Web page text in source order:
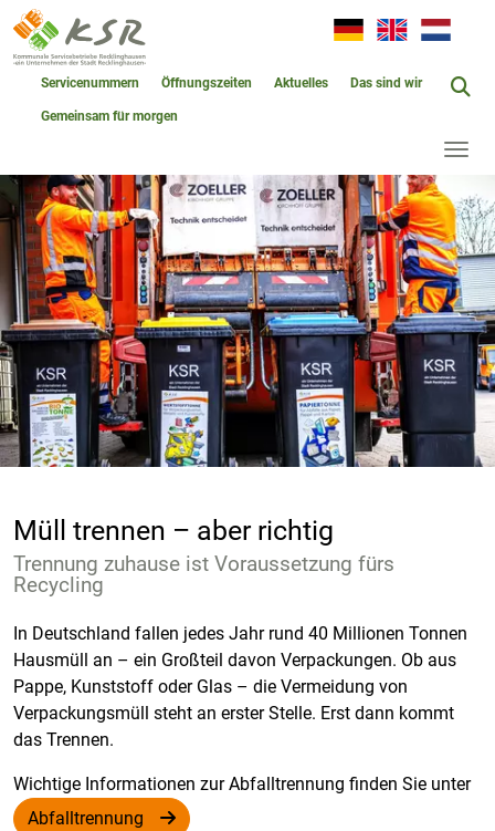
Servicenummern Öffnungszeiten Aktuelles Das sind wir
Gemeinsam für morgen
Müll trennen – aber richtig
Trennung zuhause ist Voraussetzung fürs
Recycling
In Deutschland fallen jedes Jahr rund 40 Millionen Tonnen
Hausmüll an – ein Großteil davon Verpackungen. Ob aus
Pappe, Kunststoff oder Glas – die Vermeidung von
Verpackungsmüll steht an erster Stelle. Erst dann kommt
das Trennen.
Wichtige Informationen zur Abfalltrennung finden Sie unter
Abfalltrennung